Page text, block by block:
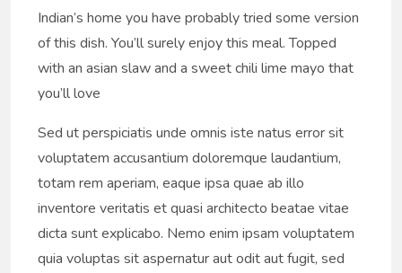
Indian’s home you have probably tried some version
of this dish. You’ll surely enjoy this meal. Topped
with an asian slaw and a sweet chili lime mayo that
you’ll love
Sed ut perspiciatis unde omnis iste natus error sit
voluptatem accusantium doloremque laudantium,
totam rem aperiam, eaque ipsa quae ab illo
inventore veritatis et quasi architecto beatae vitae
dicta sunt explicabo. Nemo enim ipsam voluptatem
quia voluptas sit aspernatur aut odit aut fugit, sed